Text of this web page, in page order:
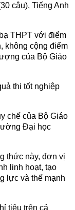
câu), Tiếng Anh
THPT với điểm
không cộng điểm
của Bộ Giáo
thi tốt nghiệp
chế của Bộ Giáo
Đại học
thức này, đơn vị
linh hoạt, tạo
lực và thế mạnh
tiêu trên cả